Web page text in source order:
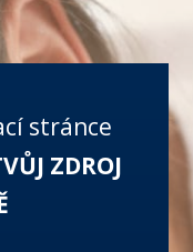
stránce
ZDROJ